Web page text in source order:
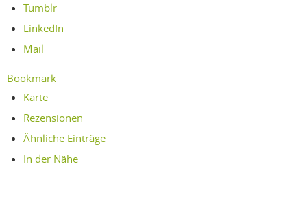
Tumblr
LinkedIn
Mail
Bookmark
Karte
Rezensionen
Ähnliche Einträge
In der Nähe